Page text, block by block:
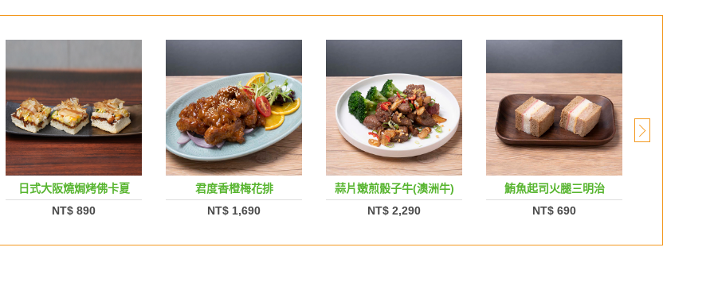
日式大阪燒焗烤佛卡夏
NT$ 890
君度香橙梅花排
NT$ 1,690
蒜片嫩煎骰子牛(澳洲牛)
NT$ 2,290
鮪魚起司火腿三明治
NT$ 690